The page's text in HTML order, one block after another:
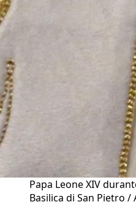
Papa Leone XIV
Basilica di San Pietro /